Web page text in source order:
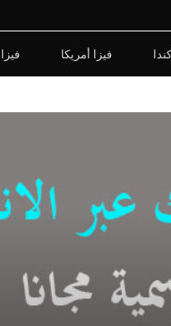
فيزا أمريكا